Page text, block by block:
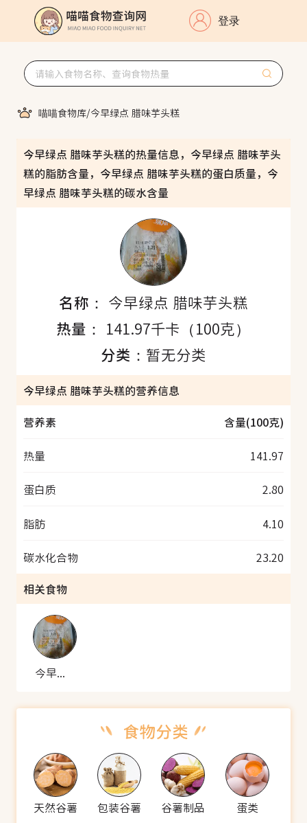
登录
喵喵食物库/今早绿点 腊味芋头糕
今早绿点 腊味芋头糕的热量信息，今早绿点 腊味芋头
糕的脂肪含量，今早绿点 腊味芋头糕的蛋白质量，今
早绿点 腊味芋头糕的碳水含量
名称： 今早绿点 腊味芋头糕
热量： 141.97千卡（100克）
分类： 暂无分类
今早绿点 腊味芋头糕的营养信息
营养素
含量(100克)
热量 141.97
蛋白质 2.80
脂肪 4.10
碳水化合物
23.20
相关食物
今早绿点 腊味芋头糕
天然谷薯 包装谷薯 谷薯制品 蛋类